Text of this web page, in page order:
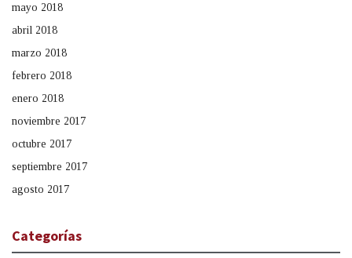
mayo 2018
abril 2018
marzo 2018
febrero 2018
enero 2018
noviembre 2017
octubre 2017
septiembre 2017
agosto 2017
Categorías